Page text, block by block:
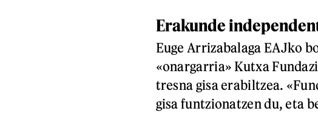
Erakunde
Euge Arrizabalaga EAJko
«onargarria» Kutxa
tresna gisa erabiltzea.
gisa funtzionatzen du, eta